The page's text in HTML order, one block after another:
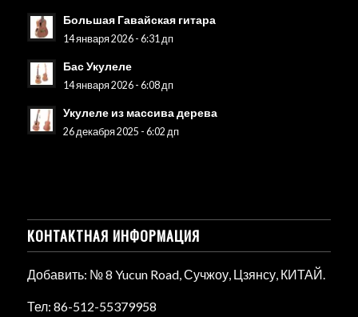
Большая Гавайская гитара
14 января 2026 - 6:31 дп
Бас Укулеле
14 января 2026 - 6:08 дп
Укулеле из массива дерева
26 декабря 2025 - 6:02 дп
КОНТАКТНАЯ ИНФОРМАЦИЯ
Добавить: № 8 Yucun Road, Сучжоу, Цзянсу, КИТАЙ.
Тел: 86-512-55379958